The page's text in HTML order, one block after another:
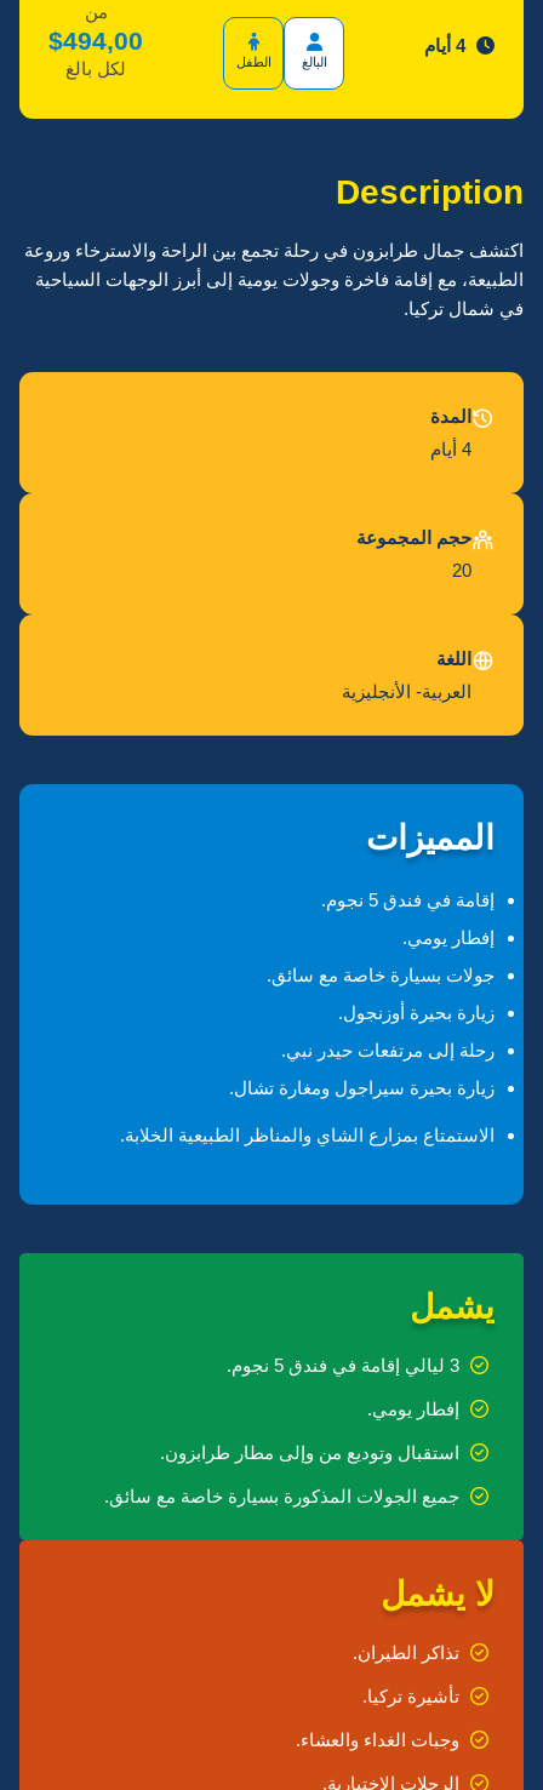
4 أيام
البالغ الطفل
من
$494,00
لكل بالغ
Description
اكتشف جمال طرابزون في رحلة تجمع بين الراحة والاسترخاء وروعة
الطبيعة، مع إقامة فاخرة وجولات يومية إلى أبرز الوجهات السياحية
في شمال تركيا.
المدة
4 أيام
حجم المجموعة
20
اللغة
العربية- الأنجليزية
المميزات
إقامة في فندق 5 نجوم.
إفطار يومي.
جولات بسيارة خاصة مع سائق.
زيارة بحيرة أوزنجول.
رحلة إلى مرتفعات حيدر نبي.
زيارة بحيرة سيراجول ومغارة تشال.
الاستمتاع بمزارع الشاي والمناظر الطبيعية الخلابة.
يشمل
3 ليالي إقامة في فندق 5 نجوم.
إفطار يومي.
استقبال وتوديع من وإلى مطار طرابزون.
جميع الجولات المذكورة بسيارة خاصة مع سائق.
لا يشمل
تذاكر الطيران.
تأشيرة تركيا.
وجبات الغداء والعشاء.
الرحلات الاختيارية.